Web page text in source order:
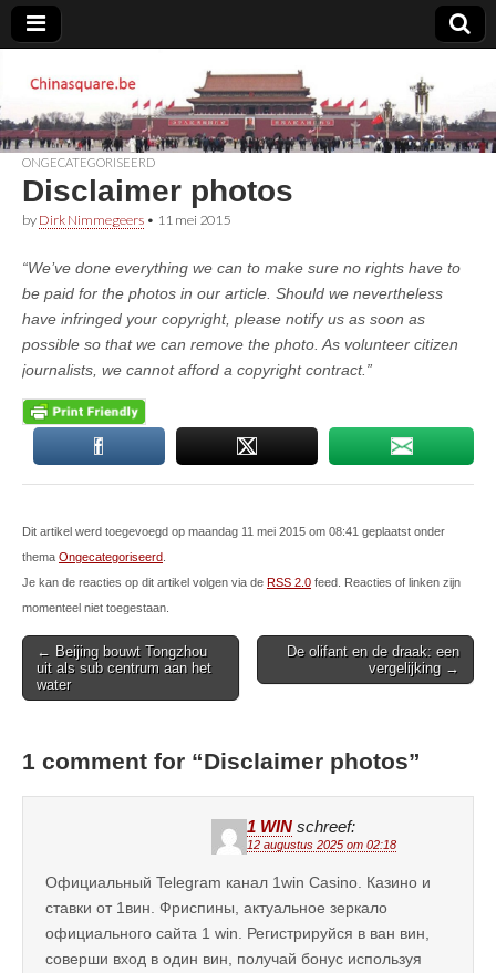
Chinasquare.be
ONGECATEGORISEERD
Disclaimer photos
by Dirk Nimmegeers • 11 mei 2015
“We’ve done everything we can to make sure no rights have to
be paid for the photos in our article. Should we nevertheless
have infringed your copyright, please notify us as soon as
possible so that we can remove the photo. As volunteer citizen
journalists, we cannot afford a copyright contract.”
Dit artikel werd toegevoegd op maandag 11 mei 2015 om 08:41 geplaatst onder
thema Ongecategoriseerd
Je kan de reacties op dit artikel volgen via de RSS 2.0 feed. Reacties of linken zijn
momenteel niet toegestaan.
Post
navigation
← Beijing bouwt Tongzhou
uit als sub centrum aan het
water
De olifant en de draak: een
vergelijking →
1 comment for “Disclaimer photos”
1 WIN schreef:
12 augustus 2025 om 02:18
Официальный Telegram канал 1win Casinо. Казинo и
ставки от 1вин. Фриспины, актуальное зеркало
официального сайта 1 win. Регистрируйся в ван вин,
соверши вход в один вин, получай бонус используя